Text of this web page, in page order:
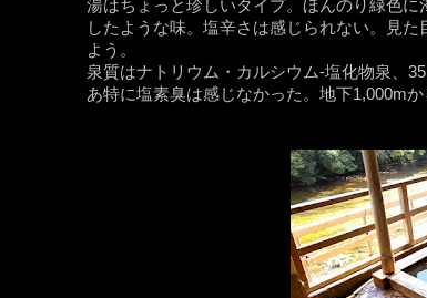
湯はちょっと珍しいタイプ。ほんのり緑色に
したような味。塩辛さは感じられない。見
よう。
泉質はナトリウム・カルシウム-塩化物泉、
あ特に塩素臭は感じなかった。地下1,000m